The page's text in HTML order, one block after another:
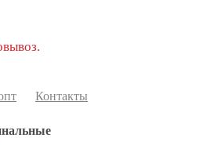
Контакты